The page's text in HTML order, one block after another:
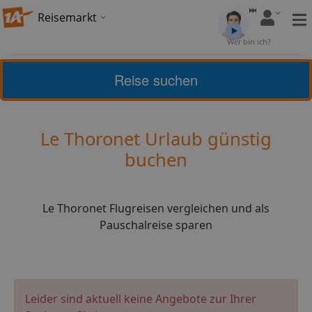
Reisemarkt
Wer bin ich?
Frankreich Le Thoronet
4,53(23) Bewerten
Le Thoronet Urlaub günstig
buchen
Le Thoronet Flugreisen vergleichen und als
Pauschalreise sparen
Reise suchen
Leider sind aktuell keine Angebote zur Ihrer